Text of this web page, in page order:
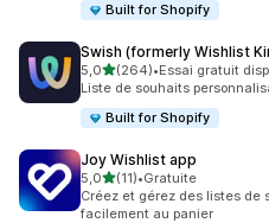
Built for Shopify
Swish (formerly Wishlist
5,0étoile(s) sur 5
(264)
264 avis au total
•Essai gratuit
Liste de souhaits
Built for Shopify
Joy Wishlist app
5,0étoile(s) sur 5
(11)
11 avis au total
•Gratuite
Créez et gérez des listes de
facilement au panier